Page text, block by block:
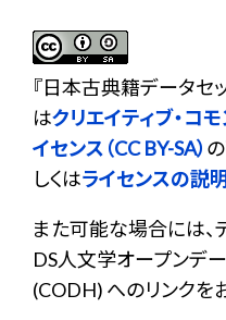
『日本古典籍データセ
はクリエイティブ・コ
イセンス（CC BY-SA）
しくはライセンスの説明
また可能な場合には、
DS人文学オープンデ
(CODH) へのリンクを